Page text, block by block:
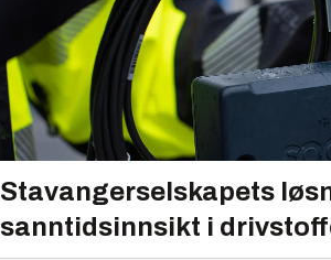
Stavangerselskapets
sanntidsinnsikt i